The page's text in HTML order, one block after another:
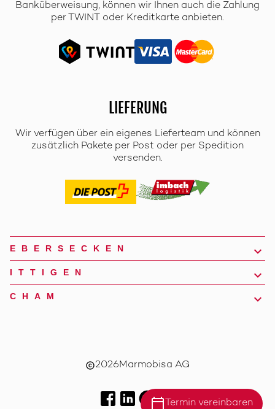
Banküberweisung, können wir Ihnen auch die Zahlung
per TWINT oder Kreditkarte anbieten.
LIEFERUNG
Wir verfügen über ein eigenes Lieferteam und können
zusätzlich Pakete per Post oder per Spedition
versenden.
calendar_today Termin vereinbaren
EBERSECKEN
ITTIGEN
CHAM
copyright2026Marmobisa AG